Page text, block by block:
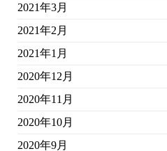
2021年3月
2021年2月
2021年1月
2020年12月
2020年11月
2020年10月
2020年9月